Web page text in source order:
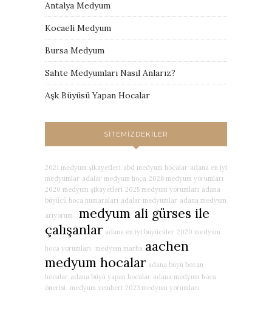
Antalya Medyum
Kocaeli Medyum
Bursa Medyum
Sahte Medyumları Nasıl Anlarız?
Aşk Büyüsü Yapan Hocalar
SITEMIZDEKILER
2021 medyum şikayetleri abd medyum hocalar adana en iyi
medyumlar adalar medyum hoca 2026 medyum yorumları
2020 medyum şikayetleri 2025 medyum yorumları adana
büyücü hoca numaraları adalar medyumlar adana medyum
arıyorum
medyum ali gürses ile
çalışanlar adana en iyi büyücüler 2020 medyum
hoca yorumları
medyum marha aachen
medyum hocalar adana büyü bozan
hocalar adana büyü yapan hocalar adana medyum hoca
önerisi
medyum zemheri 2023 medyum yorumları